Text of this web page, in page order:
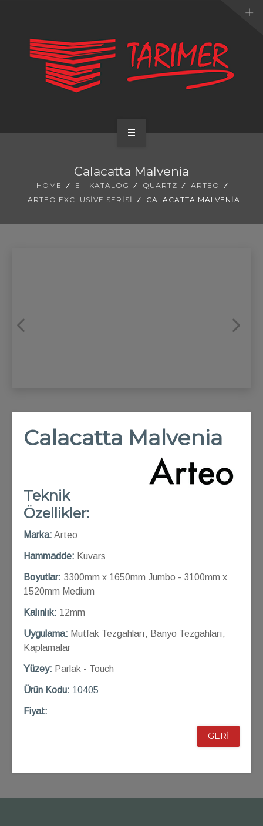
UYGULAMALARIMIZ
İLETİŞİM
Calacatta Malvenia
HOME E – KATALOG QUARTZ
ARTEO
ARTEO EXCLUSIVE SERISI
CALACATTA MALVENIA
Calacatta Malvenia
Teknik
Özellikler:
Marka: Arteo
Hammadde: Kuvars
Boyutlar: 3300mm x 1650mm Jumbo - 3100mm x
1520mm Medium
Kalınlık: 12mm
Uygulama: Mutfak Tezgahları, Banyo Tezgahları,
Kaplamalar
Yüzey: Parlak - Touch
Ürün Kodu: 10405
Fiyat:
GERİ